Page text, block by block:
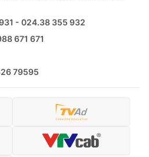
- 024.38 355 932
671 671
79595